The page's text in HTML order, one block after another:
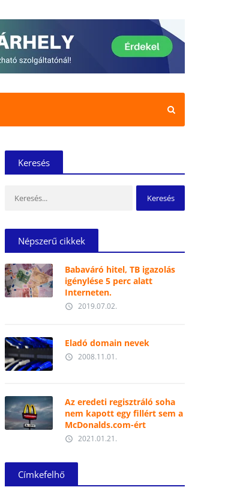
Keresés
Népszerű cikkek
Babaváró hitel, TB igazolás
igénylése 5 perc alatt
Interneten.
access_time 2019.07.02.
Eladó domain nevek
access_time 2008.11.01.
Az eredeti regisztráló soha
nem kapott egy fillért sem a
McDonalds.com-ért
access_time 2021.01.21.
Címkefelhő